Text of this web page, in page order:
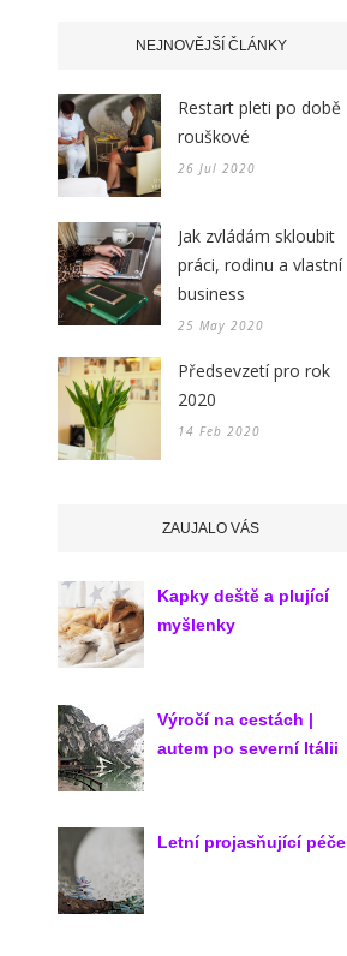
NEJNOVĚJŠÍ ČLÁNKY
Restart pleti po době
rouškové
26 Jul 2020
Jak zvládám skloubit
práci, rodinu a vlastní
business
25 May 2020
Předsevzetí pro rok
2020
14 Feb 2020
ZAUJALO VÁS
Kapky deště a plující
myšlenky
Výročí na cestách |
autem po severní Itálii
Letní projasňující péče